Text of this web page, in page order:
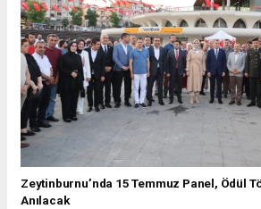
Zeytinburnu’nda 15 Temmuz Panel, Ödül
Anılacak